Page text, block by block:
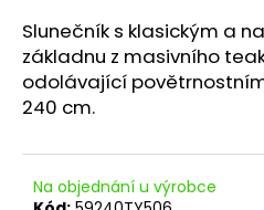
hvězdiček.
Slunečník s klasickým a
základnu z masivního
odolávající
240 cm.
Na objednání u výrobce
D
o
p
o
r
č